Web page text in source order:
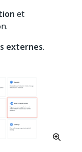
et
externes.